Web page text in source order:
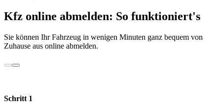
Kfz online abmelden: So funktioniert's
Sie können Ihr Fahrzeug in wenigen Minuten ganz bequem von
Zuhause aus online abmelden.
Schritt 1